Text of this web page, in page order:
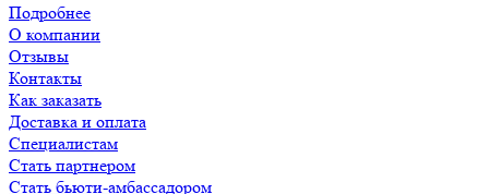
Подробнее
О компании
Отзывы
Контакты
Как заказать
Доставка и оплата
Специалистам
Стать партнером
Стать бьюти-амбассадором